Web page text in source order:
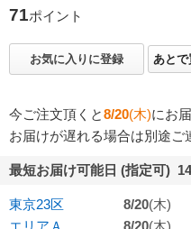
71ポイント
お気に入りに登録 あとで
今ご注文頂くと8/20(木)にお
お届けが遅れる場合は別途ご
最短お届け可能日 (指定可)
東京23区 8/20(木)
エリアＡ
8/20(木)